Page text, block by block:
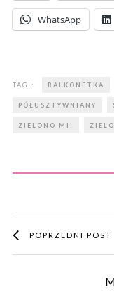
WhatsApp
TAGI: BALKONETKA
PÓŁUSZTYWNIANY
ZIELONO MI!
POPRZEDNI POST